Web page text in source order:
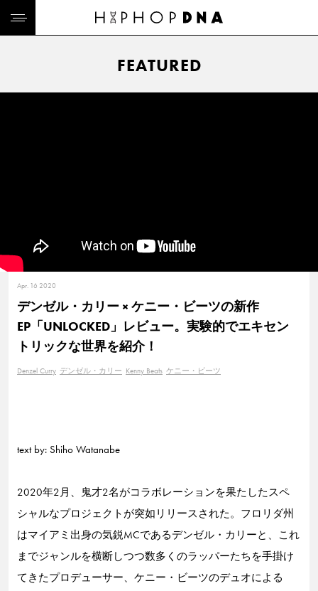
FEATURED
Apr. 16 2020
デンゼル・カリー × ケニー・ビーツの新作
EP「UNLOCKED」レビュー。実験的でエキセン
トリックな世界を紹介！
Denzel Curry デンゼル・カリー Kenny Beats ケニー・ビーツ
text by: Shiho Watanabe
2020年2月、鬼才2名がコラボレーションを果たしたスペ
シャルなプロジェクトが突如リリースされた。フロリダ州
はマイアミ出身の気鋭MCであるデンゼル・カリーと、これ
までジャンルを横断しつつ数多くのラッパーたちを手掛け
てきたプロデューサー、ケニー・ビーツのデュオによる